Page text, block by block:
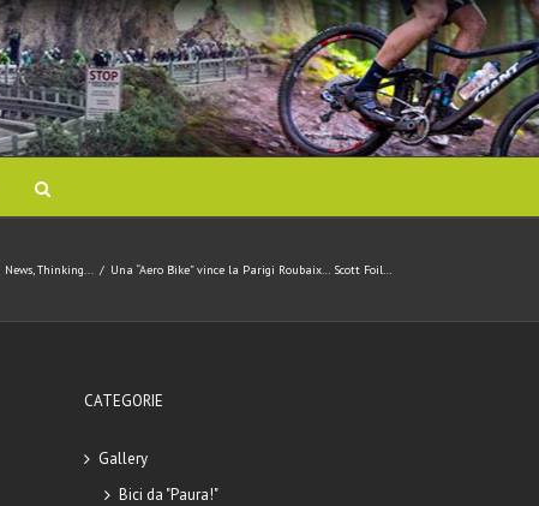
News,Thinking... / Una “Aero Bike” vince la Parigi Roubaix… Scott Foil…
CATEGORIE
Gallery
Bici da "Paura!"